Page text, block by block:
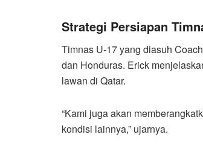
Strategi Persiapan
Timnas U-17 yang diasuh
dan Honduras. Erick
lawan di Qatar.
“Kami juga akan
kondisi lainnya,” ujarnya.